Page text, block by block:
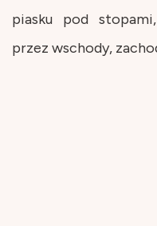
piasku pod
przez wschody,